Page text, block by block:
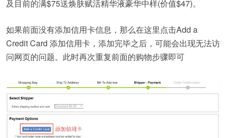
及目前的满$75送焕肤赋活精华液豪华中样(价值$47)。
如果前面没有添加信用卡信息，那么在这里点击Add a
Credit Card 添加信用卡，添加完毕之后，可能会出现无法访
问网页的问题。此时再次重复前面的购物步骤即可